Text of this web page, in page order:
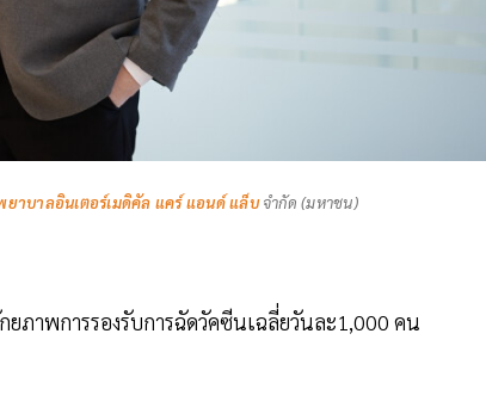
ยาบาลอินเตอร์เมดิคัล แคร์ แอนด์ แล็บจำกัด (มหาชน)
ภาพการรองรับการฉัดวัคซีนเฉลี่ยวันละ1,000 คน